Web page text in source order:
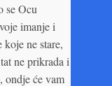
se Ocu
imanje i
ne stare,
ne prikrada i
ondje će vam